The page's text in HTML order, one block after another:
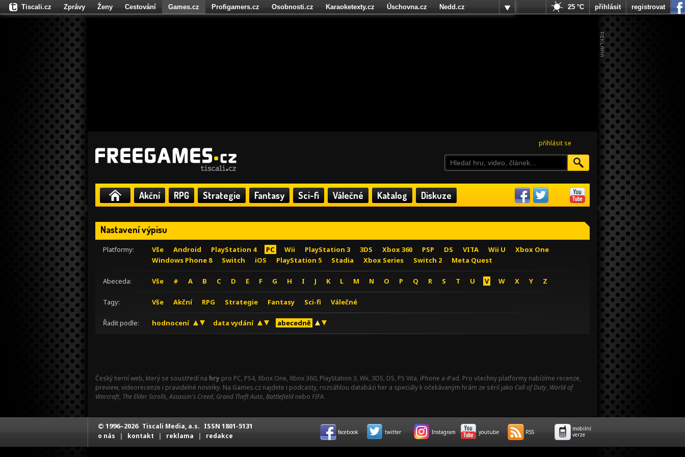
přihlásit se
Akční RPG Strategie Fantasy Sci-fi Válečné Katalog Diskuze
Nastavení výpisu
Platformy: Vše Android PlayStation 4 PC Wii PlayStation 3 3DS Xbox 360 PSP DS VITA Wii U
Xbox One
Windows Phone 8
Switch iOS PlayStation 5 Stadia Xbox Series Switch 2 Meta Quest
Abeceda: Vše # A B C D E F G H I J K L M N O P Q R S T U V W X Y Z
Tagy: Vše Akční RPG Strategie Fantasy Sci-fi Válečné
Řadit podle: hodnocení data vydání abecedně
Český herní web, který se soustředí na hry pro PC, PS4, Xbox One, Xbox 360, PlayStation 3, Wii, 3DS, DS, PS Vita, iPhone a iPad. Pro všechny platformy nabízíme recenze,
preview, videorecenze i pravidelné novinky. Na Games.cz najdete i podcasty, rozsáhlou databázi her a speciály k očekávaným hrám ze sérií jako Call of Duty, World of
Warcraft, The Elder Scrolls,Assassin's Creed, Grand Theft Auto, Battlefield nebo FIFA.
Tiscali.cz Zprávy Ženy Cestování Games.cz Profigamers.cz Osobnosti.cz Karaoketexty.cz Úschovna.cz
Nedd.cz
Fights.cz
25 °C přihlásit registrovat
© 1996–2026 Tiscali Media, a.s. ISSN 1801-5131
o nás | kontakt | reklama | redakce facebook twitter Instagram youtube RSS
mobilní
verze